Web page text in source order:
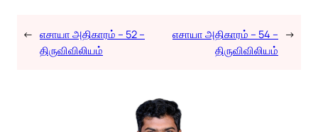
← எசாயா அதிகாரம் – 52 –
திருவிவிலியம்
எசாயா அதிகாரம் – 54 –
திருவிவிலியம்
→